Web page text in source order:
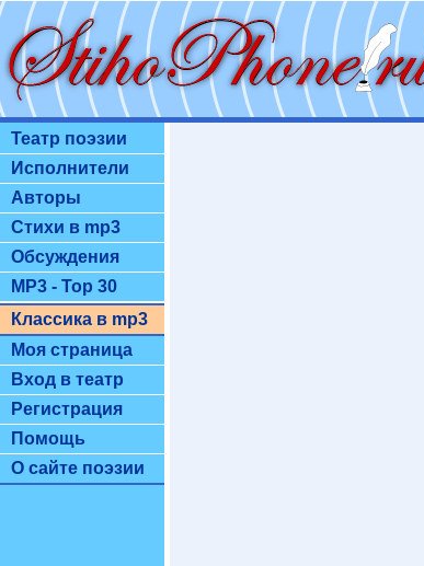
Театр поэзии
Исполнители
Авторы
Стихи в mp3
Обсуждения
MP3 - Top 30
Классика в mp3
Моя страница
Вход в театр
Регистрация
Помощь
О сайте поэзии